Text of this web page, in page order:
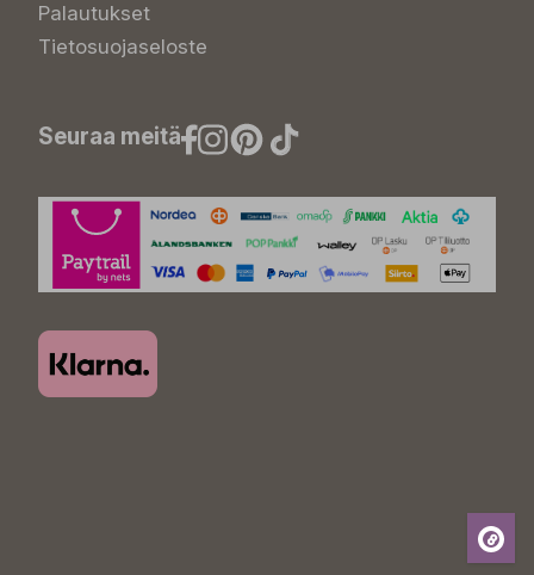
Palautukset
Tietosuojaseloste
Seuraa meitä